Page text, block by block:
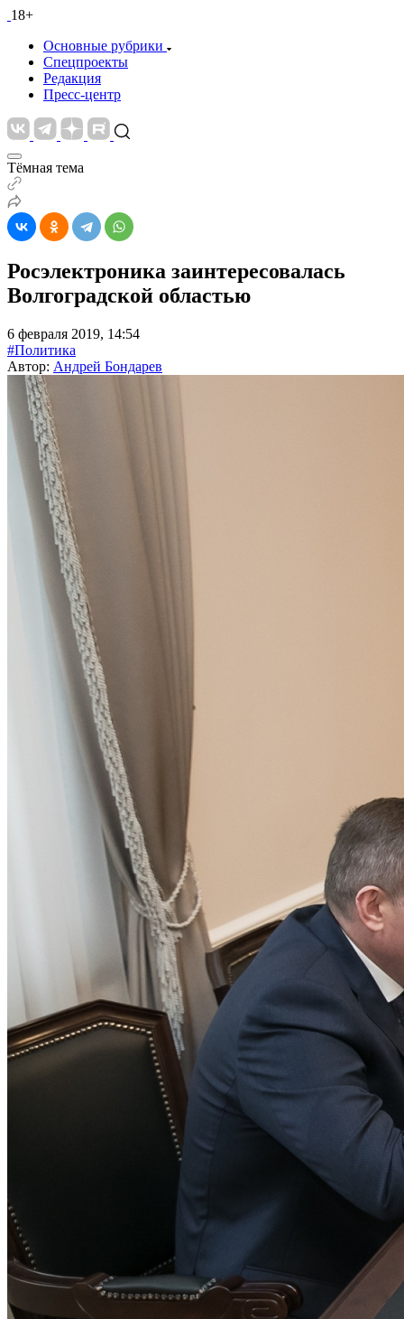
18+
Основные рубрики
Спецпроекты
Редакция
Пресс-центр
Тёмная тема
Росэлектроника заинтересовалась
Волгоградской областью
6 февраля 2019, 14:54
#Политика
Автор: Андрей Бондарев